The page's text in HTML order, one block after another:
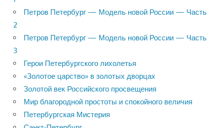
Петров Петербург — Модель новой России — Часть
2
Петров Петербург — Модель новой России — Часть
3
Герои Петербургского лихолетья
«Золотое царство» в золотых дворцах
Золотой век Российского просвещения
Мир благородной простоты и спокойного величия
Петербургская Мистерия